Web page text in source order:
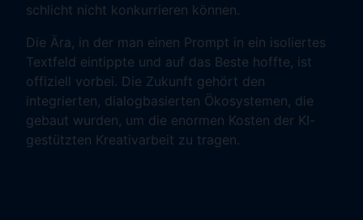
schlicht nicht konkurrieren können.
Die Ära, in der man einen Prompt in ein isoliertes
Textfeld eintippte und auf das Beste hoffte, ist
offiziell vorbei. Die Zukunft gehört den
integrierten, dialogbasierten Ökosystemen, die
gebaut wurden, um die enormen Kosten der KI-
gestützten Kreativarbeit zu tragen.